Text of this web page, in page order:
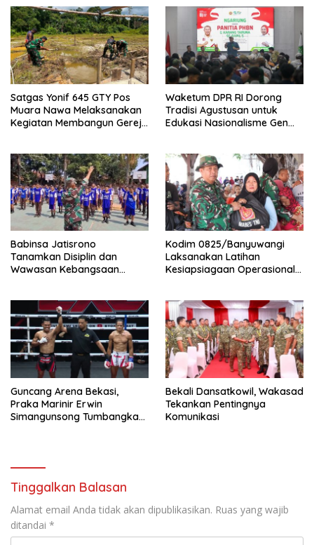
Satgas Yonif 645 GTY Pos
Muara Nawa Melaksanakan
Kegiatan Membangun Gereja
Waketum DPR RI Dorong
Tradisi Agustusan untuk
Edukasi Nasionalisme Gen
Babinsa Jatisrono
Tanamkan Disiplin dan
Wawasan Kebangsaan
Kodim 0825/Banyuwangi
Laksanakan Latihan
Kesiapsiagaan Operasional
Guncang Arena Bekasi,
Praka Marinir Erwin
Simangunsong Tumbangkan
Bekali Dansatkowil, Wakasad
Tekankan Pentingnya
Komunikasi
Tinggalkan Balasan
Alamat email Anda tidak akan dipublikasikan. Ruas yang wajib
ditandai *